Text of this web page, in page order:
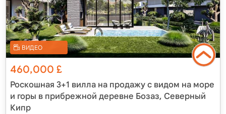
ВИДЕО
460,000 £
Роскошная 3+1 вилла на продажу с видом на море
и горы в прибрежной деревне Бозаз, Северный
Кипр